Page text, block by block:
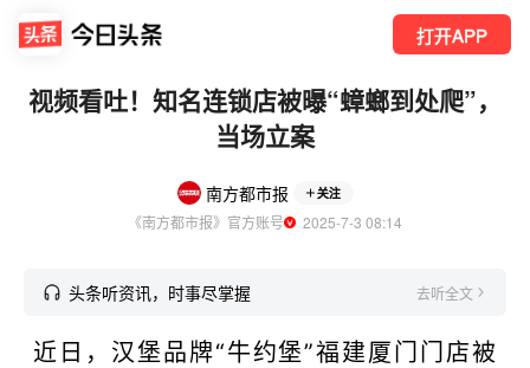
打开APP
视频看吐！知名连锁店被曝“蟑螂到处爬”，
当场立案
南方都市报 关注
《南方都市报》官方账号
  2025-7-3 08:14
头条听资讯，时事尽掌握 去听全文
近日，汉堡品牌“牛约堡”福建厦门门店被